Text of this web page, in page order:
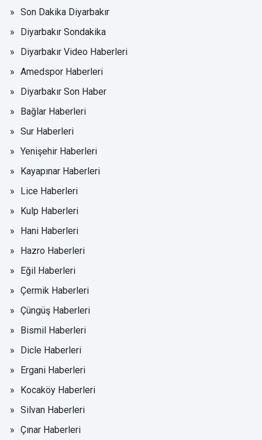
Son Dakika Diyarbakır
Diyarbakır Sondakika
Diyarbakır Video Haberleri
Amedspor Haberleri
Diyarbakır Son Haber
Bağlar Haberleri
Sur Haberleri
Yenişehir Haberleri
Kayapınar Haberleri
Lice Haberleri
Kulp Haberleri
Hani Haberleri
Hazro Haberleri
Eğil Haberleri
Çermik Haberleri
Çüngüş Haberleri
Bismil Haberleri
Dicle Haberleri
Ergani Haberleri
Kocaköy Haberleri
Silvan Haberleri
Çınar Haberleri